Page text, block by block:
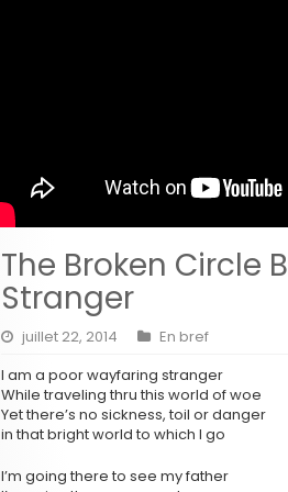
The Broken Circle
Stranger
juillet 22, 2014
En bref
I am a poor wayfaring stranger
While traveling thru this world of woe
Yet there’s no sickness, toil or danger
in that bright world to which I go
I’m going there to see my father